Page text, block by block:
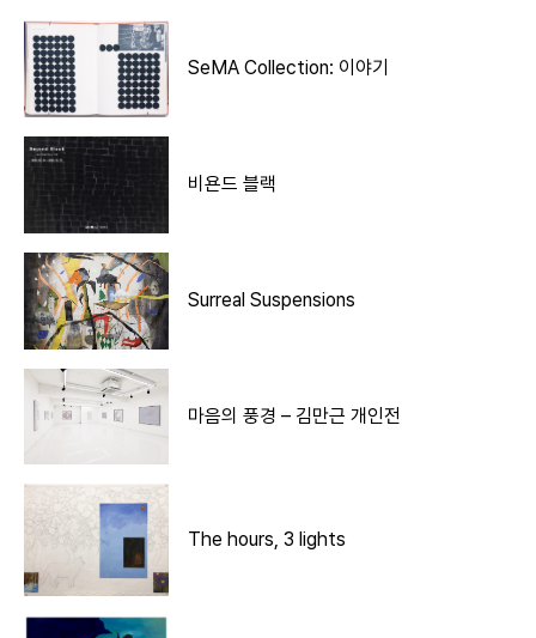
SeMA Collection: 이야기
비욘드 블랙
Surreal Suspensions
마음의 풍경 – 김만근 개인전
The hours, 3 lights